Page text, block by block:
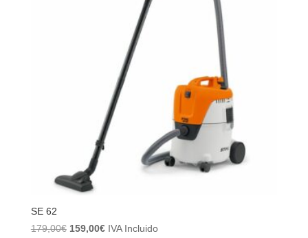
SE 62
179,00€ El
159,00€ElIVA Incluido